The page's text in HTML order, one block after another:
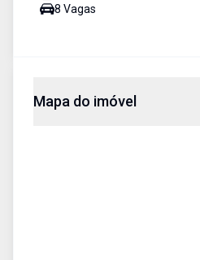
8 Vagas
Mapa do imóvel